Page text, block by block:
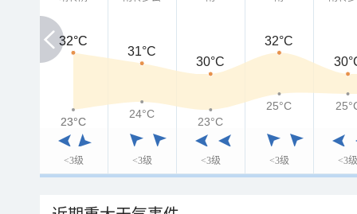
<3级 <3级 <3级 <3级 <3级
32°C
32°C
31°C
30°C
32°C
23°C
23°C
24°C
23°C
25°C